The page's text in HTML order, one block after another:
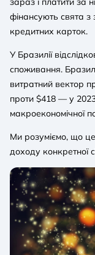
фінансують свята
кредитних карток.
У Бразилії
споживання.
витратний вектор
проти $418 — у
макроекономічної
Ми розуміємо, що
доходу конкретної